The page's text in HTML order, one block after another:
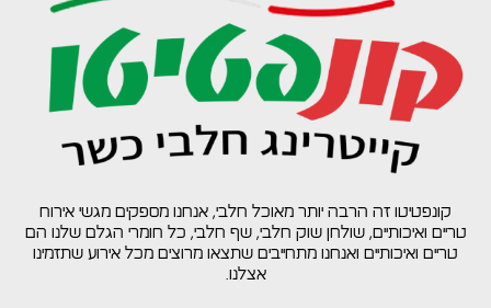
קונפטיטו זה הרבה יותר מאוכל חלבי, אנחנו מספקים מגשי אירוח
טריים ואיכותיים, שולחן שוק חלבי, שף חלבי, כל חומרי הגלם שלנו הם
טריים ואיכותיים ואנחנו מתחייבים שתצאו מרוצים מכל אירוע שתזמינו
אצלנו.